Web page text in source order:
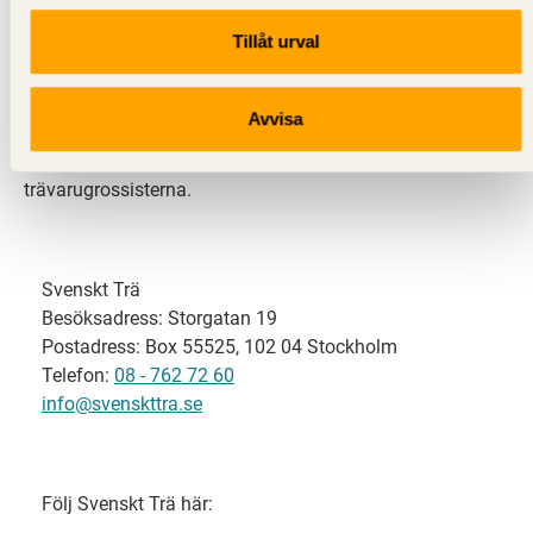
Tillåt urval
Avvisa
Svenskt Trä representerar svensk sågverksindustri
och är en del av branschorganisationen
svensk limträ-, KL-trä- och förpackningsindustri samt
trävarugrossisterna.
Svenskt Trä
Besöksadress: Storgatan 19
Postadress: Box 55525, 102 04 Stockholm
Telefon: 08 - 762 72 60
info@svenskttra.se
Följ Svenskt Trä här: